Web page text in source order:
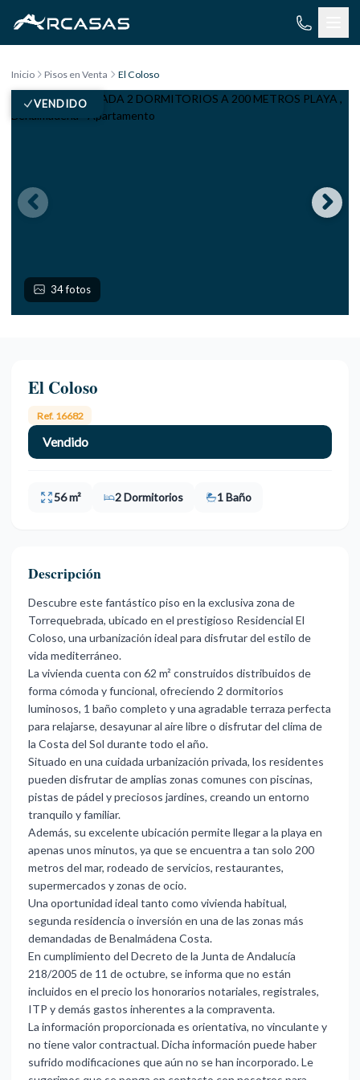
Inicio Pisos en Venta El Coloso
VENDIDO
34 fotos
El Coloso
Ref. 16682
Vendido
56 m² 2 Dormitorios 1 Baño
Descripción
Descubre este fantástico piso en la exclusiva zona de
Torrequebrada, ubicado en el prestigioso Residencial El
Coloso, una urbanización ideal para disfrutar del estilo de
vida mediterráneo.
La vivienda cuenta con 62 m² construidos distribuidos de
forma cómoda y funcional, ofreciendo 2 dormitorios
luminosos, 1 baño completo y una agradable terraza perfecta
para relajarse, desayunar al aire libre o disfrutar del clima de
la Costa del Sol durante todo el año.
Situado en una cuidada urbanización privada, los residentes
pueden disfrutar de amplias zonas comunes con piscinas,
pistas de pádel y preciosos jardines, creando un entorno
tranquilo y familiar.
Además, su excelente ubicación permite llegar a la playa en
apenas unos minutos, ya que se encuentra a tan solo 200
metros del mar, rodeado de servicios, restaurantes,
supermercados y zonas de ocio.
Una oportunidad ideal tanto como vivienda habitual,
segunda residencia o inversión en una de las zonas más
demandadas de Benalmádena Costa.
En cumplimiento del Decreto de la Junta de Andalucía
218/2005 de 11 de octubre, se informa que no están
incluidos en el precio los honorarios notariales, registrales,
ITP y demás gastos inherentes a la compraventa.
La información proporcionada es orientativa, no vinculante y
no tiene valor contractual. Dicha información puede haber
sufrido modificaciones que aún no se han incorporado. Le